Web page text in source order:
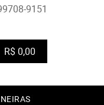
9151
R$ 0,00